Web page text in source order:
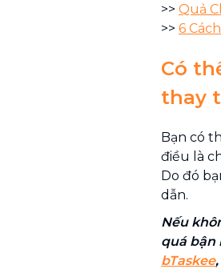
>> Quả
>> 6
Có
thay
Bạn có
điều là
Do đó
dẫn.
Nếu
quá bận
bTaskee